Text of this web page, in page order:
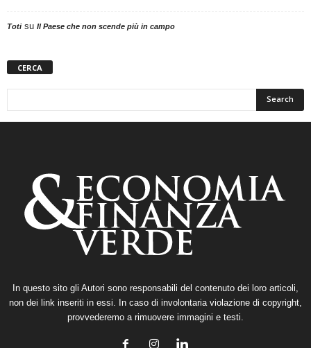
Totisu Il Paese che non scende più in campo
CERCA
In questo sito gli Autori sono responsabili del contenuto dei loro articoli,
non dei link inseriti in essi. In caso di involontaria violazione di copyright,
provvederemo a rimuovere immagini e testi.